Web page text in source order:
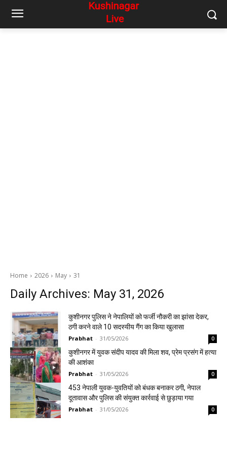
Home 2026 May 31
Daily Archives: May 31, 2026
कुशीनगर पुलिस ने नेपालियों को फर्जी नौकरी का झांसा देकर,
ठगी करने वाले 10 सदस्यीय गैंग का किया खुलासा
Prabhat - 31/05/2026 0
कुशीनगर में युवक संदीप यादव की मिला शव, प्रेम प्रसंग में हत्या
की आशंका
Prabhat - 31/05/2026 0
453 नेपाली युवक-युवतियों को बंधक बनाकर ठगी, नेपाल
दूतावास और पुलिस की संयुक्त कार्रवाई से छुड़ाया गया
Prabhat - 31/05/2026 0